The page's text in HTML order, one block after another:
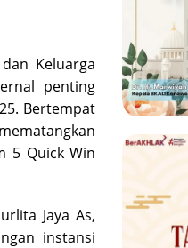
Keluarga
penting
Bertempat
5 Quick Win
Jaya As,
instansi